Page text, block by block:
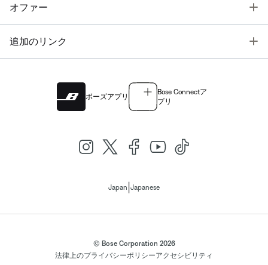
オファー
追加のリンク
ボーズアプリ
Bose Connectア
プリ
Japan Japanese
© Bose Corporation 2026
法律上のプライバシーポリシーアクセシビリティ